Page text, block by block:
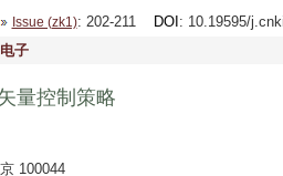
Issue (zk1): 202-211 DOI : 10.19595/
子
量控制策略
100044